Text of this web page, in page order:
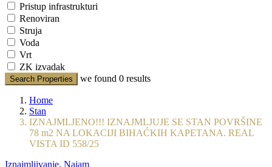
Pristup infrastrukturi
Renoviran
Struja
Voda
Vrt
ZK izvadak
Search Properties we found 0 results
Home
Stan
IZNAJMLJENO!!! IZNAJMLJUJE SE STAN POVRŠINE
78 m2 NA LOKACIJI BIHAĆKIH KAPETANA. REAL
VISTA ID 558/25
Iznajmljivanje, Najam